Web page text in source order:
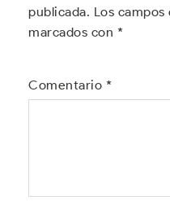
publicada. Los
marcados con *
Comentario *